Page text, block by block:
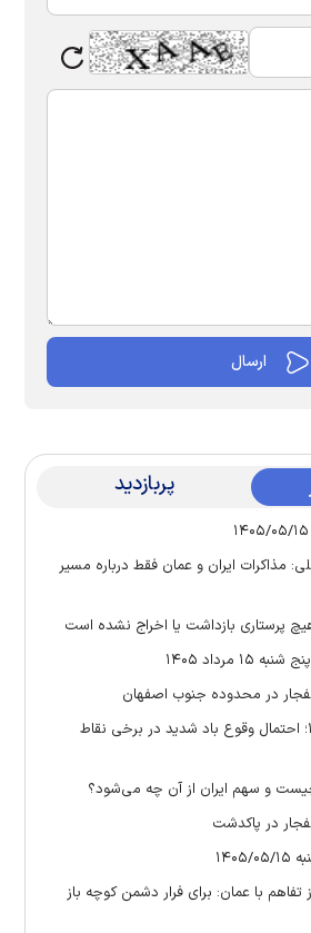
پربازدید
مذاکرات ایران و عمان فقط درباره مسیر
پرستاری بازداشت یا اخراج نشده است
مرداد ۱۴۰۵
در محدوده جنوب اصفهان
هواشناسی ۱۴۰۵/۰۵/۱۵؛ احتمال وقوع باد شدید در برخی نقاط
و سهم ایران از آن چه می‌شود؟
در پاکدشت
۱۵
با عمان: برای فرار دشمن کوچه باز